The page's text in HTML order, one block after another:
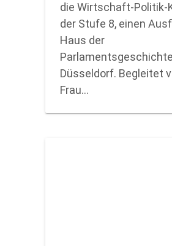
die Wirtschaft-Politik-
der Stufe 8, einen
Haus der
Düsseldorf. Begleitet
Frau…